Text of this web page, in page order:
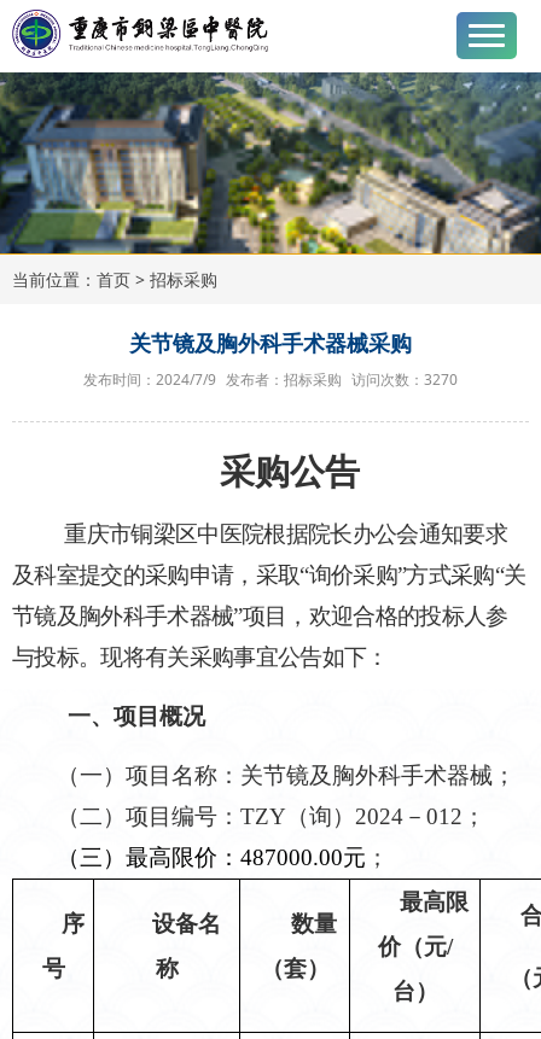
当前位置： 首页 > 招标采购
关节镜及胸外科手术器械采购
发布时间：2024/7/9 发布者：招标采购 访问次数： 3270
采购公告
重庆市铜梁区中医院根据院长办公会通知要求
及科室提交的采购申请， 采取“询价采购”方式采购“关
节镜及胸外科手术器械”项目，欢迎合格的投标人参
与投标。现将有关采购事宜公告如下：
一、项目概况
（一）项目名称： 关节镜及胸外科手术器械 ；
（二）项目编号：TZY（询）2024 －012 ；
（三）最高限价：487000.00元 ；
序
号
设备名
称
数量
（套）
最高限
价（元/
台）